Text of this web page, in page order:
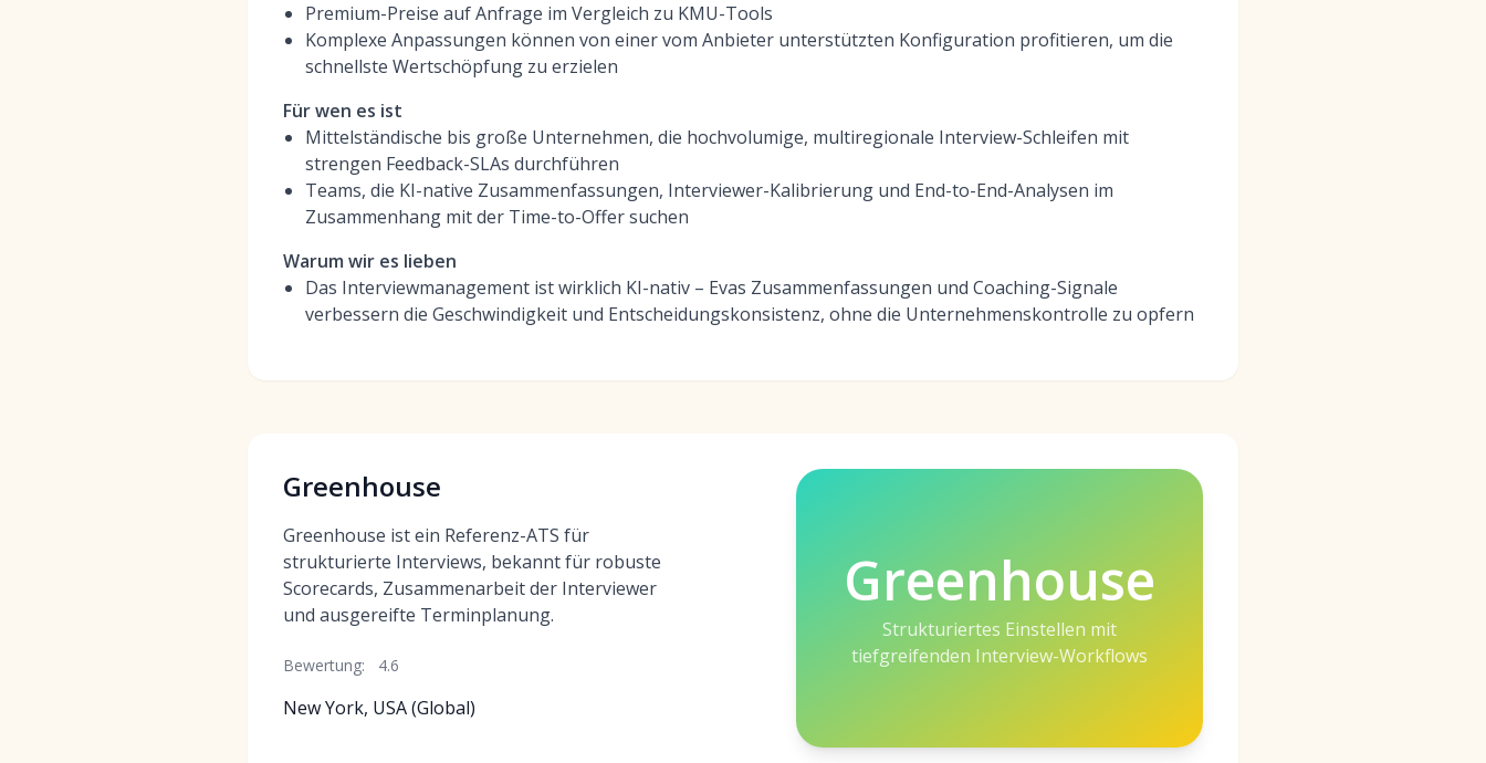
Premium-Preise auf Anfrage im Vergleich zu KMU-Tools
Komplexe Anpassungen können von einer vom Anbieter unterstützten Konfiguration profitieren, um die
schnellste Wertschöpfung zu erzielen
Für wen es ist
Mittelständische bis große Unternehmen, die hochvolumige, multiregionale Interview-Schleifen mit
strengen Feedback-SLAs durchführen
Teams, die KI-native Zusammenfassungen, Interviewer-Kalibrierung und End-to-End-Analysen im
Zusammenhang mit der Time-to-Offer suchen
Warum wir es lieben
Das Interviewmanagement ist wirklich KI-nativ – Evas Zusammenfassungen und Coaching-Signale
verbessern die Geschwindigkeit und Entscheidungskonsistenz, ohne die Unternehmenskontrolle zu opfern
Greenhouse
Greenhouse ist ein Referenz-ATS für
strukturierte Interviews, bekannt für robuste
Scorecards, Zusammenarbeit der Interviewer
und ausgereifte Terminplanung.
Bewertung: 4.6
New York, USA (Global)
Greenhouse
Strukturiertes Einstellen mit
tiefgreifenden Interview-Workflows